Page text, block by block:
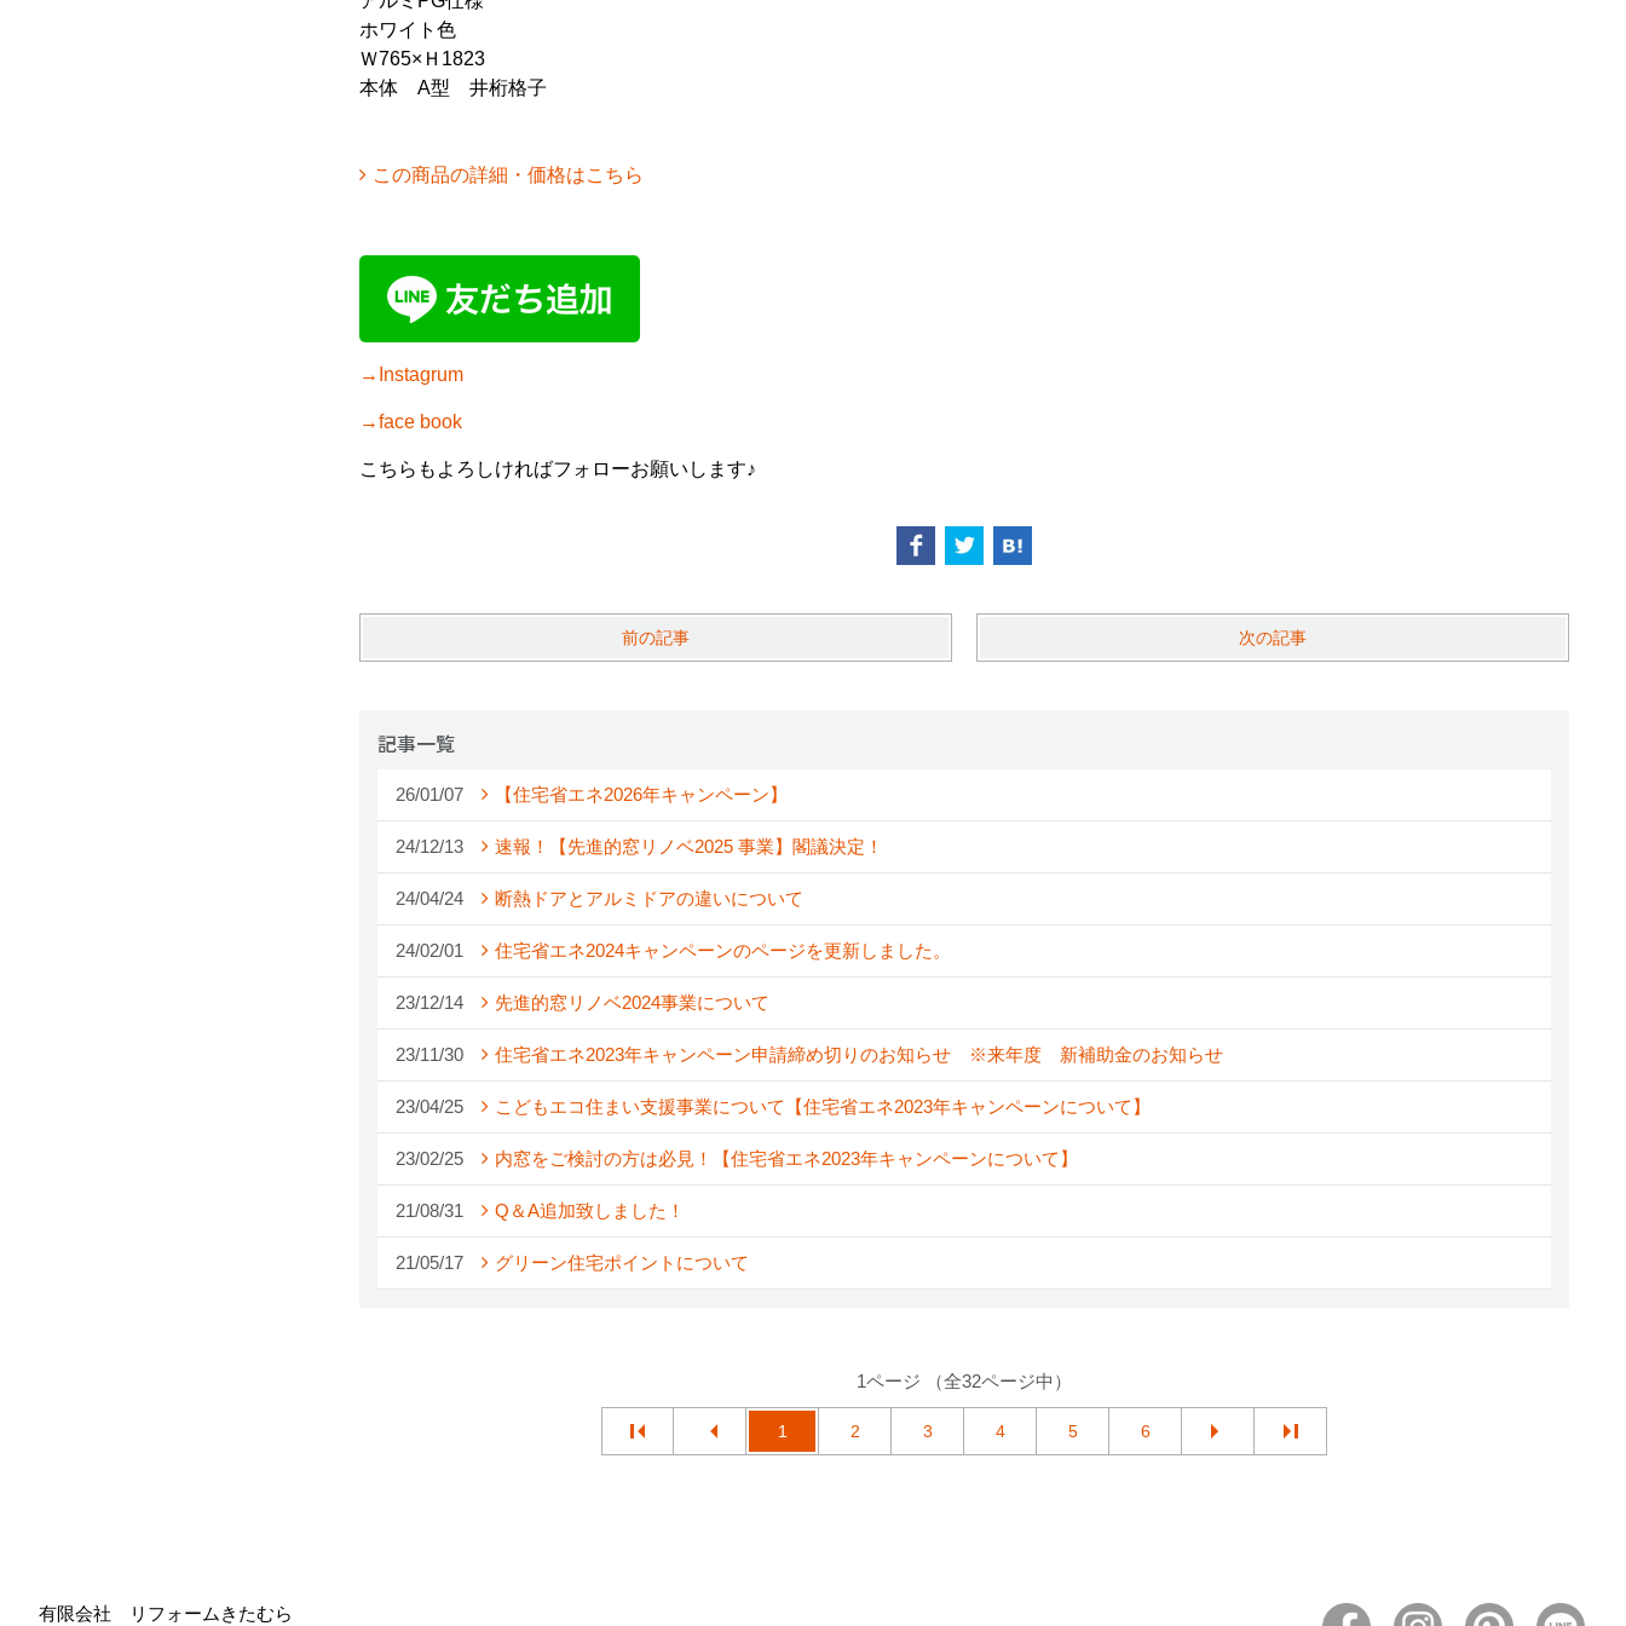
ホワイト色
Ｗ765×Ｈ1823
本体 A型 井桁格子
この商品の詳細・価格はこちら
→Instagrum
→face book
こちらもよろしければフォローお願いします♪
前の記事 次の記事
記事一覧
26/01/07 【住宅省エネ2026年キャンペーン】
24/12/13 速報！【先進的窓リノベ2025 事業】閣議決定！
24/04/24 断熱ドアとアルミドアの違いについて
24/02/01 住宅省エネ2024キャンペーンのページを更新しました。
23/12/14 先進的窓リノベ2024事業について
23/11/30 住宅省エネ2023年キャンペーン申請締め切りのお知らせ ※来年度 新補助金のお知らせ
23/04/25 こどもエコ住まい支援事業について【住宅省エネ2023年キャンペーンについて】
23/02/25 内窓をご検討の方は必見！【住宅省エネ2023年キャンペーンについて】
21/08/31 Q＆A追加致しました！
21/05/17 グリーン住宅ポイントについて
1ページ （全32ページ中）
1 2 3 4 5 6
有限会社 リフォームきたむら